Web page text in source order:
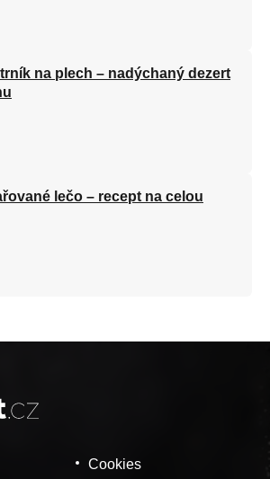
na plech – nadýchaný dezert
lečo – recept na celou
Cookies